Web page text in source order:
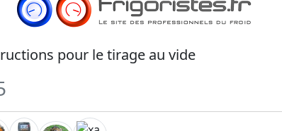
pour le tirage au vide